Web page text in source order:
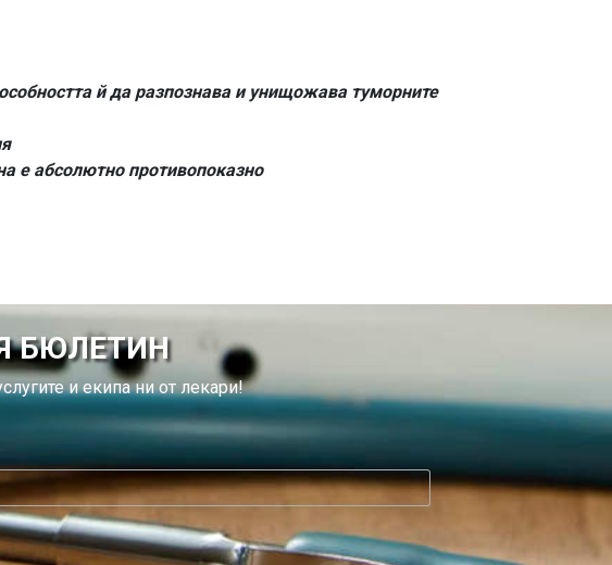
й да разпознава и унищожава туморните
е абсолютно противопоказно
БЮЛЕТИН
и екипа ни от лекари!